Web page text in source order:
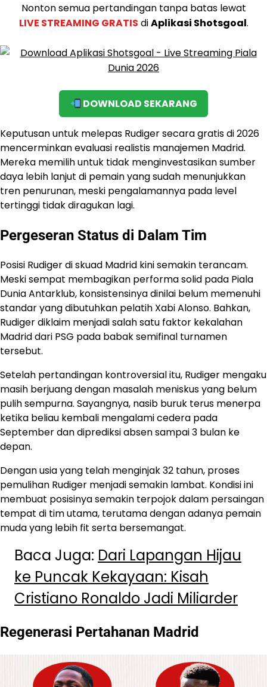
Nonton semua pertandingan tanpa batas lewat
LIVE STREAMING GRATIS diAplikasi Shotsgoal.
DOWNLOAD SEKARANG
Keputusan untuk melepas Rudiger secara gratis di 2026
mencerminkan evaluasi realistis manajemen Madrid.
Mereka memilih untuk tidak menginvestasikan sumber
daya lebih lanjut di pemain yang sudah menunjukkan
tren penurunan, meski pengalamannya pada level
tertinggi tidak diragukan lagi.
Pergeseran Status di Dalam Tim
Posisi Rudiger di skuad Madrid kini semakin terancam.
Meski sempat membagikan performa solid pada Piala
Dunia Antarklub, konsistensinya dinilai belum memenuhi
standar yang dibutuhkan pelatih Xabi Alonso. Bahkan,
Rudiger diklaim menjadi salah satu faktor kekalahan
Madrid dari PSG pada babak semifinal turnamen
tersebut.
Setelah pertandingan kontroversial itu, Rudiger mengaku
masih berjuang dengan masalah meniskus yang belum
pulih sempurna. Sayangnya, nasib buruk terus menerpa
ketika beliau kembali mengalami cedera pada
September dan diprediksi absen sampai 3 bulan ke
depan.
Dengan usia yang telah menginjak 32 tahun, proses
pemulihan Rudiger menjadi semakin lambat. Kondisi ini
membuat posisinya semakin terpojok dalam persaingan
tempat di tim utama, terutama dengan adanya pemain
muda yang lebih fit serta bersemangat.
Baca Juga: Dari Lapangan Hijau
ke Puncak Kekayaan: Kisah
Cristiano Ronaldo Jadi Miliarder
Regenerasi Pertahanan Madrid